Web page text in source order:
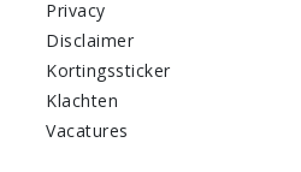
Privacy
Disclaimer
Kortingssticker
Klachten
Vacatures